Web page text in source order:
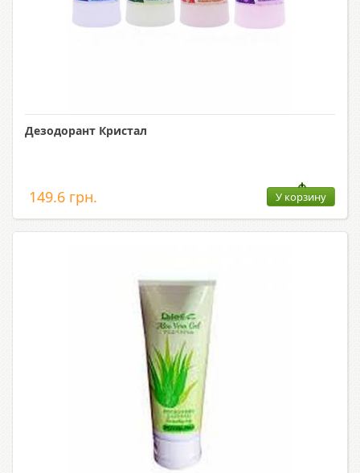
Дезодорант Кристал
149.6 грн. У корзину